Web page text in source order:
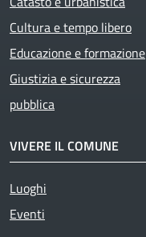
Cultura e tempo libero
Educazione e formazione
Giustizia e sicurezza
pubblica
VIVERE IL COMUNE
Luoghi
Eventi